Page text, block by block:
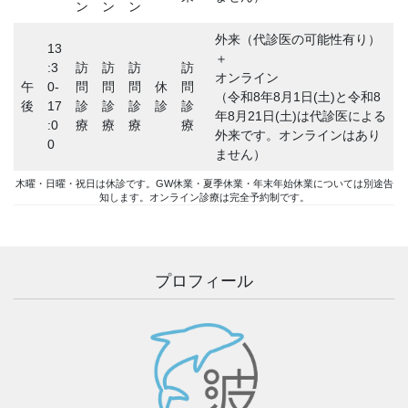
ン
ン
ン
午
後
13
:3
0-
17
:0
0
訪
問
診
療
訪
問
診
療
訪
問
診
療
休
診
訪
問
診
療
外来（代診医の可能性有り）
＋
オンライン
（令和8年8月1日(土)と令和8
年8月21日(土)は代診医による
外来です。オンラインはあり
ません）
木曜・日曜・祝日は休診です。GW休業・夏季休業・年末年始休業については別途告
知します。オンライン診療は完全予約制です。
プロフィール